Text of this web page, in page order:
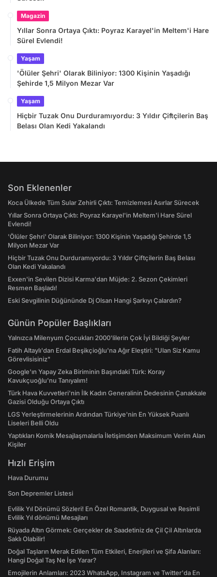
Magazin
Yıllar Sonra Ortaya Çıktı: Poyraz Karayel'in Meltem'i Hare
Sürel Evlendi!
Yaşam
'Ölüler Şehri' Olarak Biliniyor: 1300 Kişinin Yaşadığı
Şehirde 1,5 Milyon Mezar Var
Yaşam
Hiçbir Tuzak Onu Durduramıyordu: 3 Yıldır Çiftçilerin Baş
Belası Olan Kedi Yakalandı
Son Eklenenler
Koca Ülkede Tüm Sular Zehirli Çıktı: Temizlemesi Asırlar Sürecek
Yıllar Sonra Ortaya Çıktı: Poyraz Karayel'in Meltem'i Hare Sürel
Evlendi!
'Ölüler Şehri' Olarak Biliniyor: 1300 Kişinin Yaşadığı Şehirde 1,5
Milyon Mezar Var
Hiçbir Tuzak Onu Durduramıyordu: 3 Yıldır Çiftçilerin Baş Belası
Olan Kedi Yakalandı
Exxen'in Sevilen Dizisi Karma'dan Müjde: 2. Sezon Çekimleri
Resmen Başladı!
Eski Sevgilinin Düğününde Dj Olsan Hangi Şarkıyı Çalardın?
Günün Popüler Başlıkları
Yalnızca Milenyum Çocukları 2000'lilerin Çok İyi Bildiği Şeyler
Fatih Altaylı'dan Erdal Beşikçioğlu'na Ağır Eleştiri: "Ulan Siz Kamu
Görevlisisiniz"
Google'ın Yapay Zeka Biriminin Başındaki Türk: Koray
Kavukçuoğlu'nu Tanıyalım!
Türk Hava Kuvvetleri'nin İlk Kadın Generalinin Dedesinin Çanakkale
Gazisi Olduğu Ortaya Çıktı
LGS Yerleştirmelerinin Ardından Türkiye'nin En Yüksek Puanlı
Liseleri Belli Oldu
Yaptıkları Komik Mesajlaşmalarla İletişimden Maksimum Verim Alan
Kişiler
Hızlı Erişim
Hava Durumu
Son Depremler Listesi
Evlilik Yıl Dönümü Sözleri! En Özel Romantik, Duygusal ve Resimli
Evlilik Yıl dönümü Mesajları
Rüyada Altın Görmek: Gerçekler de Saadetiniz de Çil Çil Altınlarda
Saklı Olabilir!
Doğal Taşların Merak Edilen Tüm Etkileri, Enerjileri ve Şifa Alanları:
Hangi Doğal Taş Ne İşe Yarar?
Emojilerin Anlamları: 2023 WhatsApp, Instagram ve Twitter'da En